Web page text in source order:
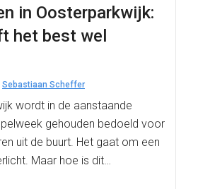
in Oosterparkwijk:
het best wel
Sebastiaan Scheffer
wordt in de aanstaande
gehouden bedoeld voor
uit de buurt. Het gaat om een
Maar hoe is dit…